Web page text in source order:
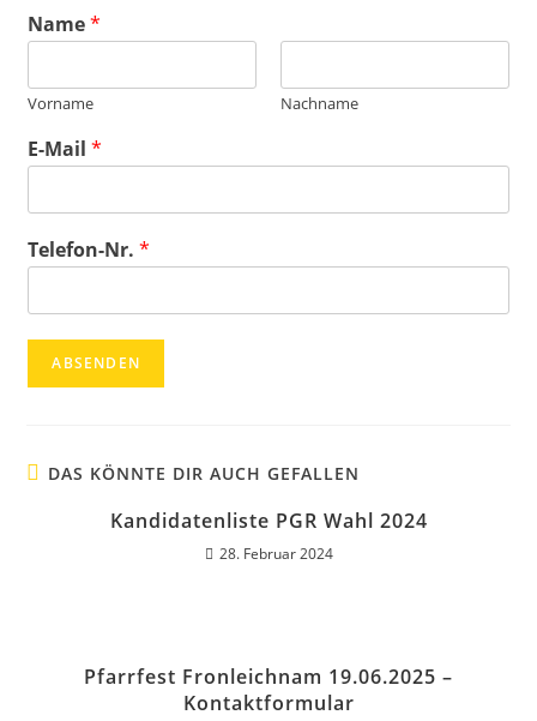
Name*
Vorname Nachname
E-Mail*
Telefon-Nr.*
ABSENDEN
DAS KÖNNTE DIR AUCH GEFALLEN
Kandidatenliste PGR Wahl 2024
28. Februar 2024
Pfarrfest Fronleichnam 19.06.2025 –
Kontaktformular